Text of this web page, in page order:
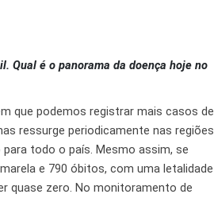
Qual é o panorama da doença hoje no
que podemos registrar mais casos de
ressurge periodicamente nas regiões
todo o país. Mesmo assim, se
e 790 óbitos, com uma letalidade
quase zero. No monitoramento de